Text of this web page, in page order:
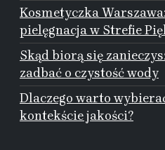
Kosmetyczka
pielęgnacja w Strefie
Skąd biorą się
zadbać o czystość wody
Dlaczego warto
kontekście jakości?